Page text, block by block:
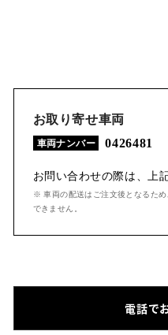
お取り寄せ車両
車両ナンバー 0426481
お問い合わせの際は、上
※ 車両の配送はご注文後となるた
できません。
電話で